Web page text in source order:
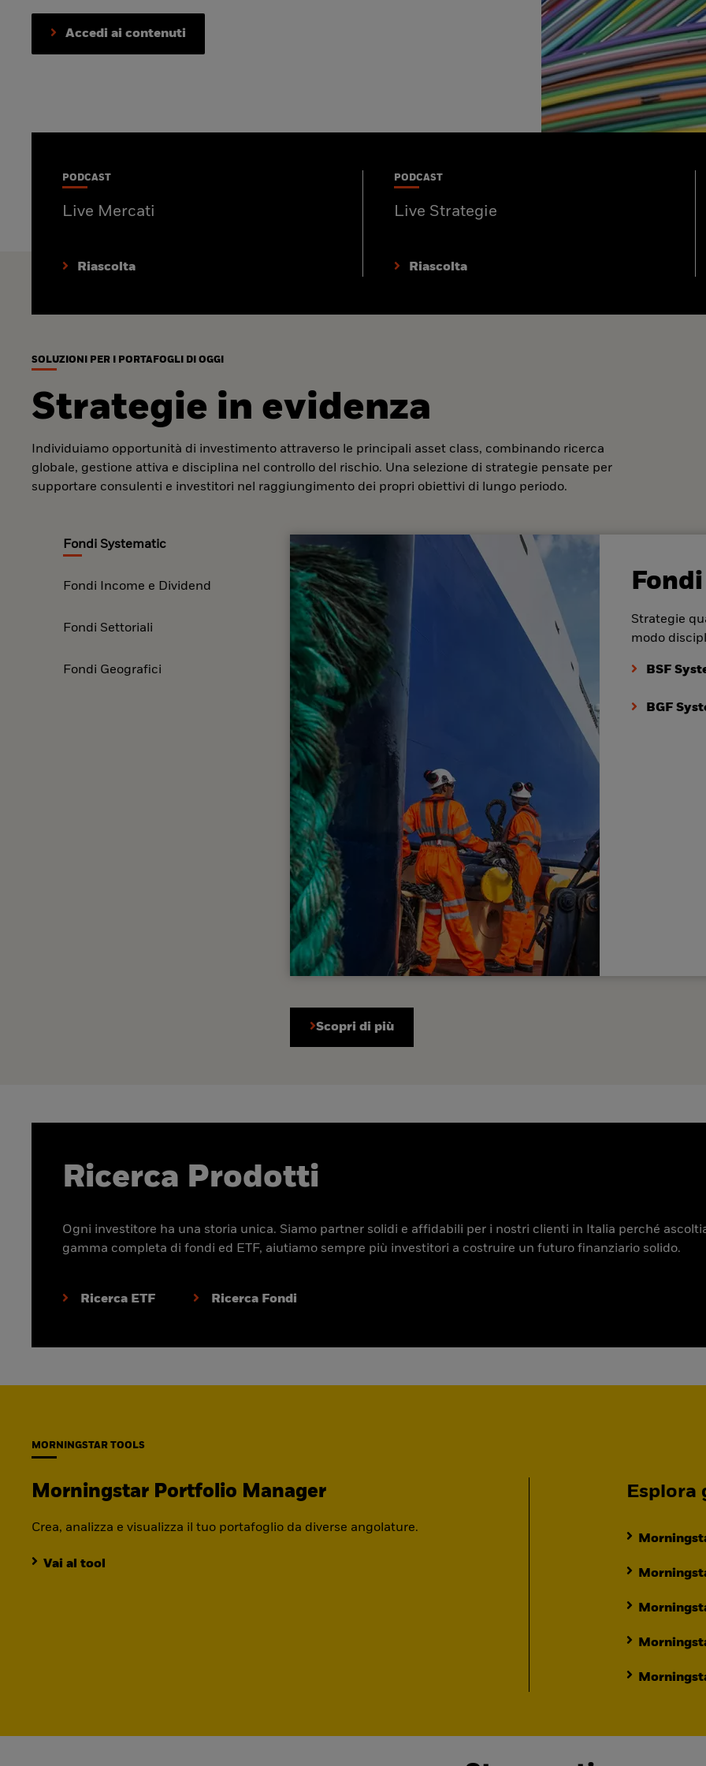
Accedi ai contenuti
PODCAST
Live Mercati
Riascolta
PODCAST
Live Strategie
Riascolta
SOLUZIONI PER I PORTAFOGLI DI OGGI
Strategie in evidenza
Individuiamo opportunità di investimento attraverso le principali asset class, combinando ricerca
globale, gestione attiva e disciplina nel controllo del rischio. Una selezione di strategie pensate per
supportare consulenti e investitori nel raggiungimento dei propri obiettivi di lungo periodo.
Fondi Systematic
Fondi Income e Dividend
Fondi Settoriali
Fondi Geografici
Strategie
modo
BSF
BGF
Scopri di più
Ricerca Prodotti
Ogni investitore ha una storia unica. Siamo partner solidi e affidabili per i nostri clienti in Italia perché
gamma completa di fondi ed ETF, aiutiamo sempre più investitori a costruire un futuro finanziario solido.
Ricerca ETF Ricerca Fondi
MORNINGSTAR TOOLS
Morningstar Portfolio Manager
Crea, analizza e visualizza il tuo portafoglio da diverse angolature.
Vai al tool
Esplora